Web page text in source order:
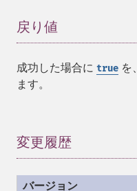
戻り値
成功した場合に true を
ます。
変更履歴